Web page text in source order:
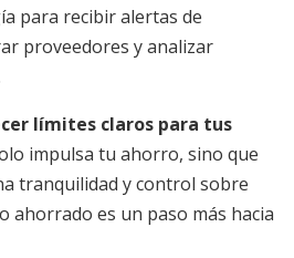
para recibir alertas de
proveedores y analizar
límites claros para tus
impulsa tu ahorro, sino que
tranquilidad y control sobre
ahorrado es un paso más hacia